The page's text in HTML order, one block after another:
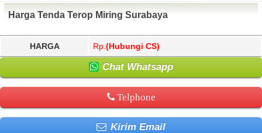
Harga Tenda Terop Miring Surabaya
HARGA Rp. (Hubungi CS)
Chat Whatsapp
Telphone
Kirim Email